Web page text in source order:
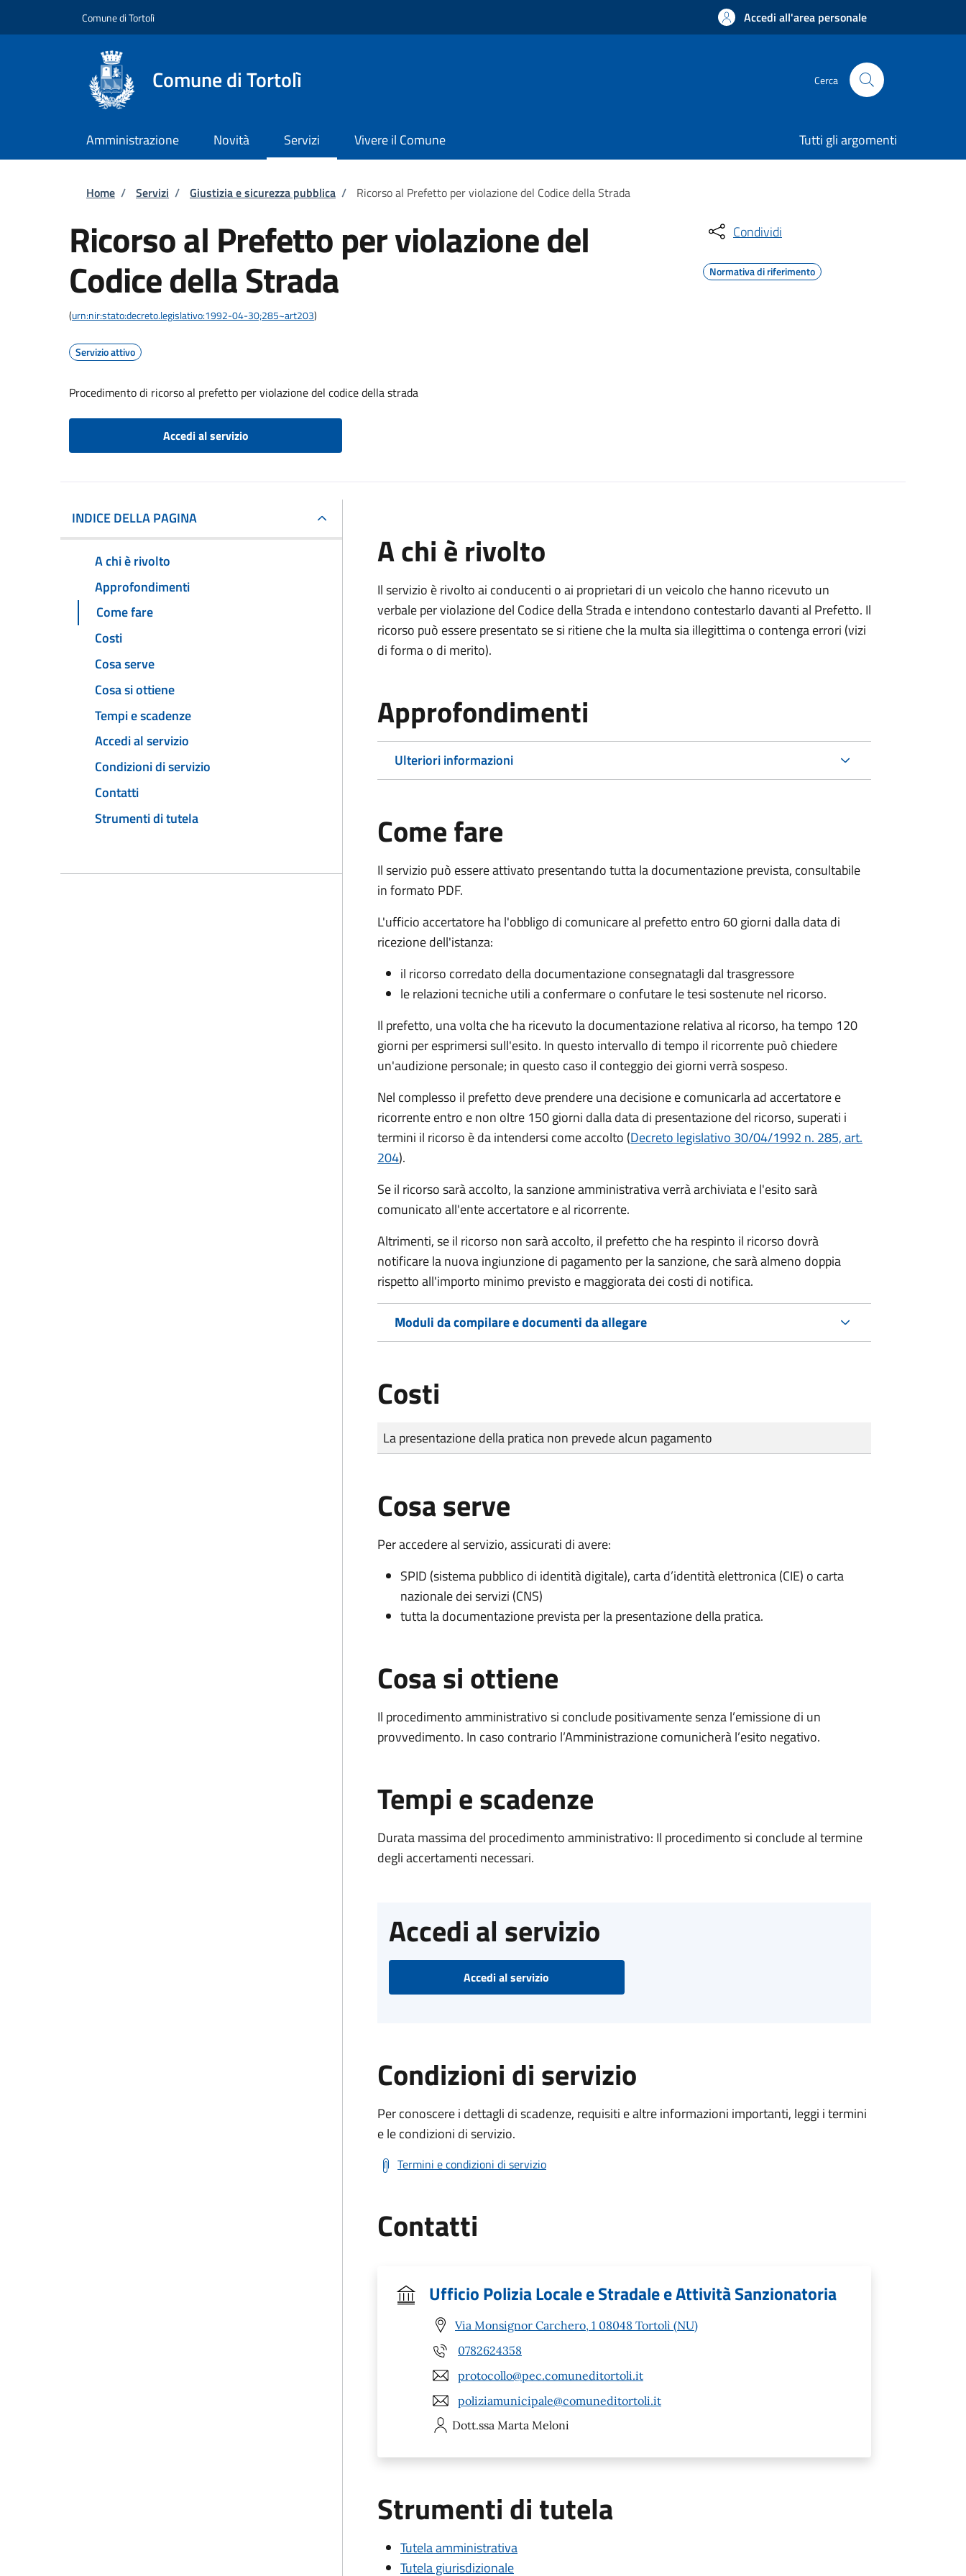
Comune di Tortolì Accedi all'area personale
Comune di Tortolì Cerca
Amministrazione Novità Servizi Vivere il Comune Tutti gli argomenti
Briciole di pane
Home / Servizi / Giustizia e sicurezza pubblica / Ricorso al Prefetto per violazione del Codice della Strada
Ricorso al Prefetto per violazione del
Codice della Strada
(urn:nir:stato:decreto.legislativo:1992-04-30;285~art203)
Servizio attivo
Procedimento di ricorso al prefetto per violazione del codice della strada
Accedi al servizio
Condividi
Normativa di riferimento
INDICE DELLA PAGINA
A chi è rivolto
Approfondimenti
Come fare
Costi
Cosa serve
Cosa si ottiene
Tempi e scadenze
Accedi al servizio
Condizioni di servizio
Contatti
Strumenti di tutela
A chi è rivolto
Il servizio è rivolto ai conducenti o ai proprietari di un veicolo che hanno ricevuto un
verbale per violazione del Codice della Strada e intendono contestarlo davanti al Prefetto. Il
ricorso può essere presentato se si ritiene che la multa sia illegittima o contenga errori (vizi
di forma o di merito).
Approfondimenti
Ulteriori informazioni
Come fare
Il servizio può essere attivato presentando tutta la documentazione prevista, consultabile
in formato PDF.
L'ufficio accertatore ha l'obbligo di comunicare al prefetto entro 60 giorni dalla data di
ricezione dell'istanza:
il ricorso corredato della documentazione consegnatagli dal trasgressore
le relazioni tecniche utili a confermare o confutare le tesi sostenute nel ricorso.
Il prefetto, una volta che ha ricevuto la documentazione relativa al ricorso, ha tempo 120
giorni per esprimersi sull'esito. In questo intervallo di tempo il ricorrente può chiedere
un'audizione personale; in questo caso il conteggio dei giorni verrà sospeso.
Nel complesso il prefetto deve prendere una decisione e comunicarla ad accertatore e
ricorrente entro e non oltre 150 giorni dalla data di presentazione del ricorso, superati i
termini il ricorso è da intendersi come accolto (Decreto legislativo 30/04/1992 n. 285, art.
204).
Se il ricorso sarà accolto, la sanzione amministrativa verrà archiviata e l'esito sarà
comunicato all'ente accertatore e al ricorrente.
Altrimenti, se il ricorso non sarà accolto, il prefetto che ha respinto il ricorso dovrà
notificare la nuova ingiunzione di pagamento per la sanzione, che sarà almeno doppia
rispetto all'importo minimo previsto e maggiorata dei costi di notifica.
Moduli da compilare e documenti da allegare
Costi
Tipo di pagamento
Importo
La presentazione della pratica non prevede alcun pagamento
Cosa serve
Per accedere al servizio, assicurati di avere:
SPID (sistema pubblico di identità digitale), carta d’identità elettronica (CIE) o carta
nazionale dei servizi (CNS)
tutta la documentazione prevista per la presentazione della pratica.
Cosa si ottiene
Il procedimento amministrativo si conclude positivamente senza l’emissione di un
provvedimento. In caso contrario l’Amministrazione comunicherà l’esito negativo.
Tempi e scadenze
Durata massima del procedimento amministrativo: Il procedimento si conclude al termine
degli accertamenti necessari.
Accedi al servizio
Accedi al servizio
Condizioni di servizio
Per conoscere i dettagli di scadenze, requisiti e altre informazioni importanti, leggi i termini
e le condizioni di servizio.
Termini e condizioni di servizio
Contatti
Ufficio Polizia Locale e Stradale e Attività Sanzionatoria
Via Monsignor Carchero, 1 08048 Tortolì (NU)
0782624358
protocollo@pec.comuneditortoli.it
poliziamunicipale@comuneditortoli.it
Dott.ssa Marta Meloni
Strumenti di tutela
Tutela amministrativa
Tutela giurisdizionale